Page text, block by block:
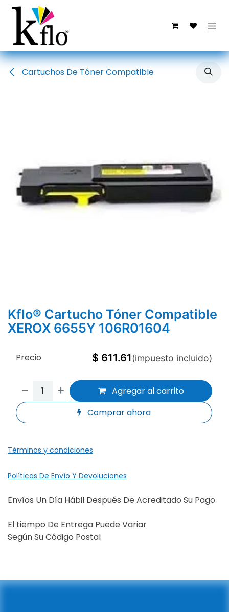
Ir al contenido
Cartuchos De Tóner Compatible
Kflo® Cartucho Tóner Compatible
XEROX 6655Y 106R01604
Agregar al carrito
Comprar ahora
Precio $ 611.61 (impuesto incluido)
Términos y condiciones
Políticas De Envío Y Devoluciones
Envíos Un Día Hábil Después De Acreditado Su Pago
El tiempo De Entrega Puede Variar
Según Su Código Postal